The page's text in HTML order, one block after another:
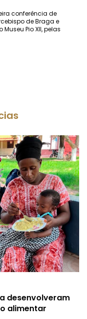
conferência de
de Braga e
Pio XII, pelas
desenvolveram
alimentar